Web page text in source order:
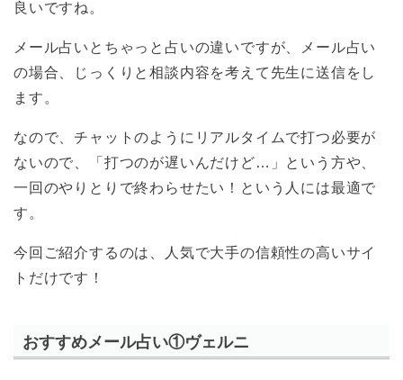
良いですね。
メール占いとちゃっと占いの違いですが、メール占い
の場合、じっくりと相談内容を考えて先生に送信をし
ます。
なので、チャットのようにリアルタイムで打つ必要が
ないので、「打つのが遅いんだけど…」という方や、
一回のやりとりで終わらせたい！という人には最適で
す。
今回ご紹介するのは、人気で大手の信頼性の高いサイ
トだけです！
おすすめメール占い①ヴェルニ